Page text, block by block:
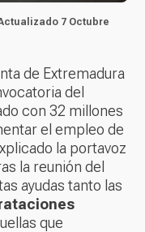
7 Octubre
de Extremadura
del
con 32 millones
el empleo de
la portavoz
la reunión del
ayudas tanto las
que